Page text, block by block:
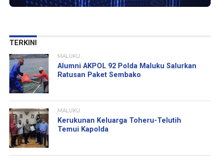
TERKINI
MALUKU
Alumni AKPOL 92 Polda Maluku Salurkan
Ratusan Paket Sembako
MALUKU
Kerukunan Keluarga Toheru-Telutih
Temui Kapolda